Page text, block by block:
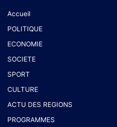
Accueil
POLITIQUE
ECONOMIE
SOCIETE
SPORT
CULTURE
ACTU DES REGIONS
PROGRAMMES